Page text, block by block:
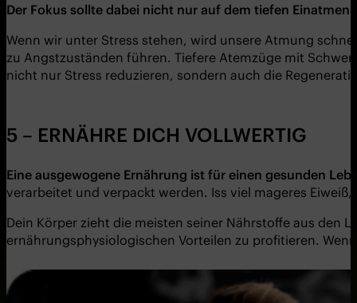
Der Fokus sollte dabei nicht nur auf dem tiefen
Wenn wir unter Stress stehen, wird unsere Atmung
zu Angstzuständen führen. Tiefere Atemzüge mit
nicht nur Stress reduzieren, sondern auch die
5 – ERNÄHRE DICH VOLLWERTIG
Eine ausgewogene Ernährung ist für einen gesunden
verarbeitet und verpackt werden. Iss viel mageres
Dein Körper zieht die meisten seiner Nährstoffe aus den
ernährungsphysiologischen Vorteilen zu profitieren.